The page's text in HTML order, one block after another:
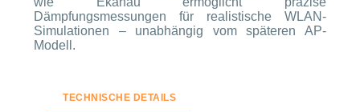
Dämpfungsmessungen für realistische WLAN-
Simulationen – unabhängig vom späteren AP-
Modell.
TECHNISCHE DETAILS